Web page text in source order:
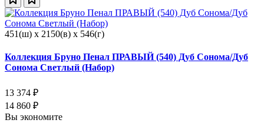
451(ш) x 2150(в) x 546(г)
Коллекция Бруно Пенал ПРАВЫЙ (540) Дуб Сонома/Дуб
Сонома Светлый (Набор)
13 374 ₽
14 860 ₽
Вы экономите